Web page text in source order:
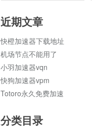
近期文章
快橙加速器下载地址
机场节点不能用了
小羽加速器vqn
快狗加速器vpm
Totoro永久免费加速
分类目录